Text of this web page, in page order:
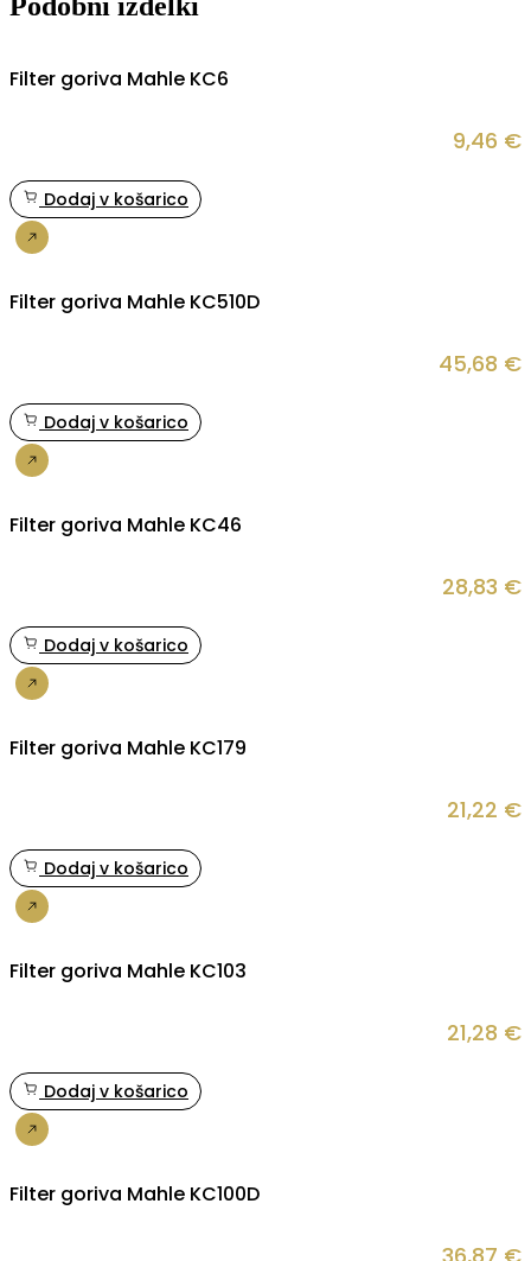
Podobni izdelki
Filter goriva Mahle KC6
9,46 €
Dodaj v košarico
Filter goriva Mahle KC510D
45,68 €
Dodaj v košarico
Filter goriva Mahle KC46
28,83 €
Dodaj v košarico
Filter goriva Mahle KC179
21,22 €
Dodaj v košarico
Filter goriva Mahle KC103
21,28 €
Dodaj v košarico
Filter goriva Mahle KC100D